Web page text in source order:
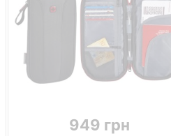
949 грн